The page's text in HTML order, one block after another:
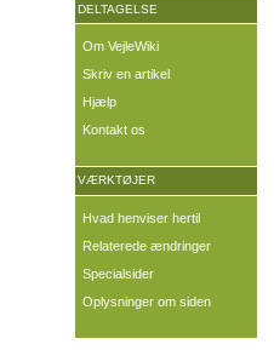
DELTAGELSE
Om VejleWiki
Skriv en artikel
Hjælp
Kontakt os
VÆRKTØJER
Hvad henviser hertil
Relaterede ændringer
Specialsider
Oplysninger om siden